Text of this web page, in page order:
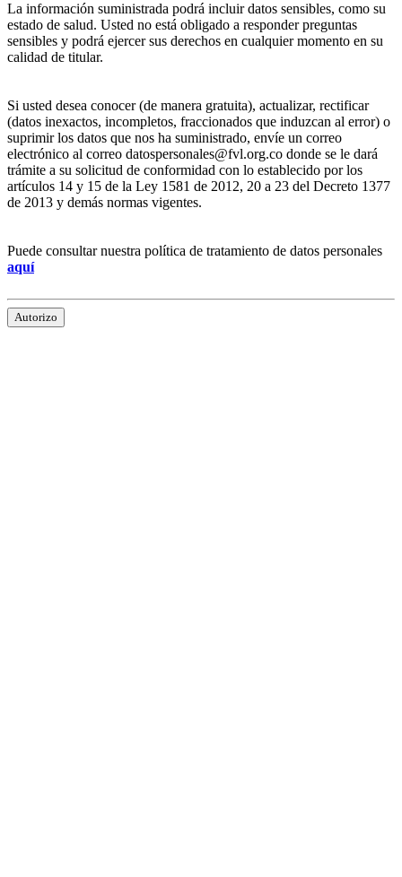
La información suministrada podrá incluir datos sensibles, como su
estado de salud. Usted no está obligado a responder preguntas
sensibles y podrá ejercer sus derechos en cualquier momento en su
calidad de titular.
Si usted desea conocer (de manera gratuita), actualizar, rectificar
(datos inexactos, incompletos, fraccionados que induzcan al error) o
suprimir los datos que nos ha suministrado, envíe un correo
electrónico al correo datospersonales@fvl.org.co donde se le dará
trámite a su solicitud de conformidad con lo establecido por los
artículos 14 y 15 de la Ley 1581 de 2012, 20 a 23 del Decreto 1377
de 2013 y demás normas vigentes.
Puede consultar nuestra política de tratamiento de datos personales
aquí
Autorizo